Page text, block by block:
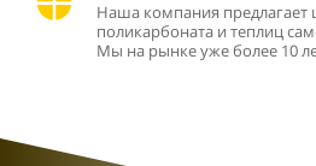
Наша компания предлагает
поликарбоната и теплиц
Мы на рынке уже более 10